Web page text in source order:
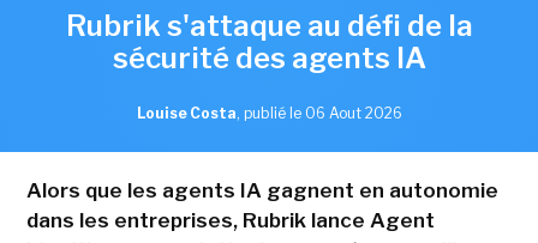
Rubrik s'attaque au défi de la
sécurité des agents IA
Louise Costa, publié le 06 Aout 2026
Alors que les agents IA gagnent en autonomie
dans les entreprises, Rubrik lance Agent